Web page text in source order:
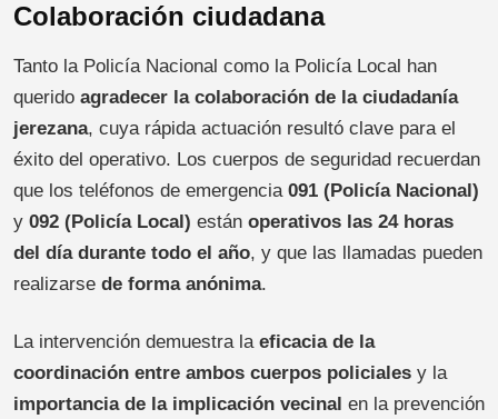
Colaboración ciudadana
Tanto la Policía Nacional como la Policía Local han
querido agradecer la colaboración de la ciudadanía
jerezana, cuya rápida actuación resultó clave para el
éxito del operativo. Los cuerpos de seguridad recuerdan
que los teléfonos de emergencia 091 (Policía Nacional)
y 092 (Policía Local) están operativos las 24 horas
del día durante todo el año, y que las llamadas pueden
realizarse de forma anónima.
La intervención demuestra la eficacia de la
coordinación entre ambos cuerpos policiales y la
importancia de la implicación vecinal en la prevención